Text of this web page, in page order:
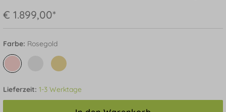
€ 1.899,00*
Farbe: Rosegold
Lieferzeit: 1-3 Werktage